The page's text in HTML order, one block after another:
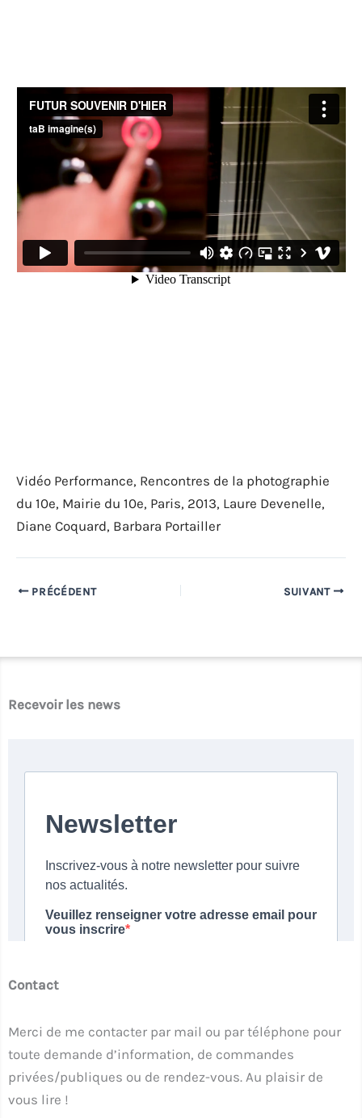
Vidéo Performance, Rencontres de la photographie
du 10e, Mairie du 10e, Paris, 2013, Laure Devenelle,
Diane Coquard, Barbara Portailler
PRÉCÉDENT SUIVANT
Recevoir les news
Contact
Merci de me contacter par mail ou par téléphone pour
toute demande d’information, de commandes
privées/publiques ou de rendez-vous. Au plaisir de
vous lire !